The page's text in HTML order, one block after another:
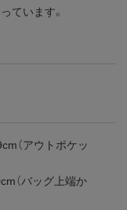
ています。
（アウトポケッ
（バッグ上端か